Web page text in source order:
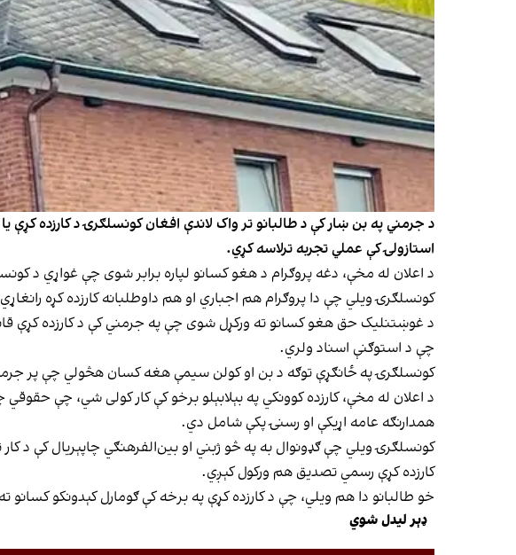
د جرمني په بن ښار کې د طالبانو تر واک لاندې افغان کونسلګرۍ د کارزده
استازولۍ کې عملي تجربه ترلاسه کړي.
د اعلان له مخې، دغه پروګرام د هغو کسانو لپاره برابر شوی چې غواړي د
کونسلګرۍ ویلي چې دا پروګرام هم اجباري او هم داوطلبانه کارزده کړه
د غوښتنلیک حق هغو کسانو ته ورکړل شوی چې په جرمني کې د کارزده کړې
چې د استوګنې اسناد ولري.
کونسلګرۍ په ځانګړې توګه د بن او کولن سیمې هغه کسان هڅولي چې پر
د اعلان له مخې، کارزده کوونکي په بېلابېلو برخو کې کار کولی شي، چې
همدارنګه عامه اړیکې او رسنۍ پکې شامل دي.
کونسلګرۍ ویلي چې ګډونوال به په څو ژبني او بین‌الفرهنګي چاپېریال کې د
کارزده کړې رسمي تصدیق هم ورکول کېږي.
خو طالبانو دا هم ویلي، چې د کارزده کړې په برخه کې ګومارل کېدونکو
ډېر لیدل شوي